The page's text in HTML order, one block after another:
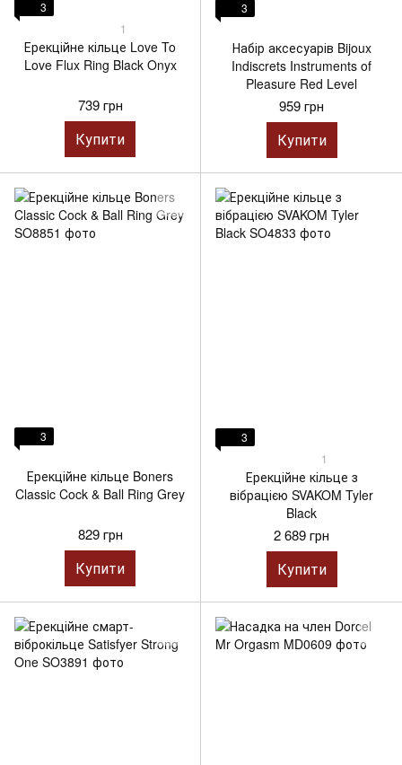
3
1
Ерекційне кільце Love To
Love Flux Ring Black Onyx
739 грн
Купити
3
Набір аксесуарів Bijoux
Indiscrets Instruments of
Pleasure Red Level
959 грн
Купити
3
Ерекційне кільце Boners
Classic Cock & Ball Ring Grey
829 грн
Купити
3
1
Ерекційне кільце з
вібрацією SVAKOM Tyler
Black
2 689 грн
Купити